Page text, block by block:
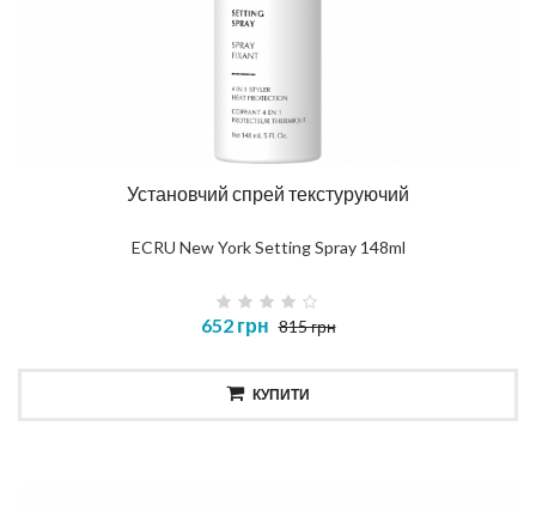
Установчий спрей текстуруючий
ECRU New York Setting Spray 148ml
652 грн 815 грн
КУПИТИ